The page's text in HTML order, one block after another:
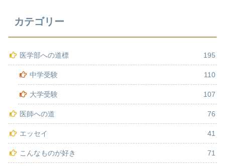
カテゴリー
医学部への道標 195
中学受験 110
大学受験 107
医師への道 76
エッセイ 41
こんなものが好き 71